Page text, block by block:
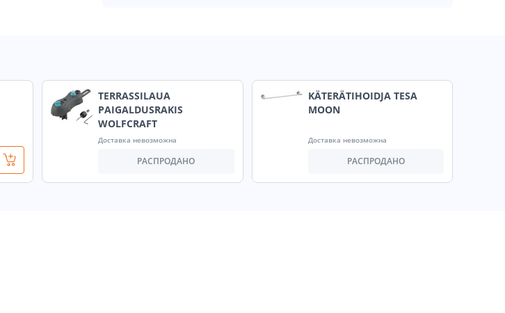
TERRASSILAUA
PAIGALDUSRAKIS
WOLFCRAFT
Доставка невозможна
РАСПРОДАНО
KÄTERÄTIHOIDJA TESA
MOON
Доставка невозможна
РАСПРОДАНО